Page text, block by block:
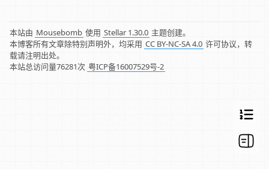
本站由 Mousebomb 使用 Stellar 1.30.0 主题创建。
本博客所有文章除特别声明外，均采用 CC BY-NC-SA 4.0 许可协议，转
载请注明出处。
本站总访问量76281次 粤ICP备16007529号-2